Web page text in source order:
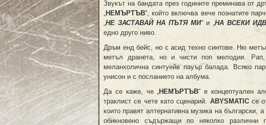
Звукът на бандата през годините преминава от
„НЕМЪРТЪВ“, който включва вече познатите
„НЕ ЗАСТАВАЙ НА ПЪТЯ МИ“и „НА ВСЕКИ
едно друго ниво.
Дръм енд бейс, но с асид техно синтове. Ню
метъл дранета, но и чисти поп мелодии.
меланхолична синтуейв пауър балада. Всяко
унисон и с посланието на албума.
Да се каже, че „НЕМЪРТЪВ“ е концептуален
траклист се чете като сценарий. ABYSMATICсе
които правят алтернативна музика на български,
обикновено съдържащи по няколко